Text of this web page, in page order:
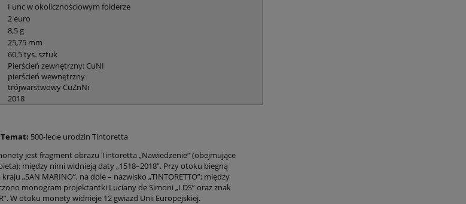
I unc w okolicznościowym folderze
2 euro
8,5 g
25,75 mm
60,5 tys. sztuk
Pierścień zewnętrzny: CuNI
pierścień wewnętrzny
trójwarstwowy CuZnNi
2018
Temat: 500-lecie urodzin Tintoretta
jest fragment obrazu Tintoretta „Nawiedzenie” (obejmujące
między nimi widnieją daty „1518–2018”. Przy otoku biegną
„SAN MARINO”, na dole – nazwisko „TINTORETTO”; między
monogram projektantki Luciany de Simoni „LDS” oraz znak
W otoku monety widnieje 12 gwiazd Unii Europejskiej.